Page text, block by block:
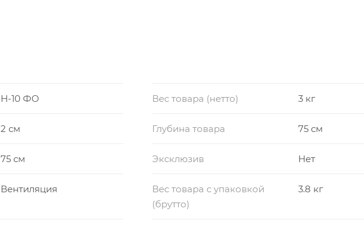
Н-10 ФО Вес товара (нетто) 3 кг
2 см Глубина товара 75 см
75 см Эксклюзив Нет
Вентиляция
Вес товара с упаковкой
(брутто)
3.8 кг